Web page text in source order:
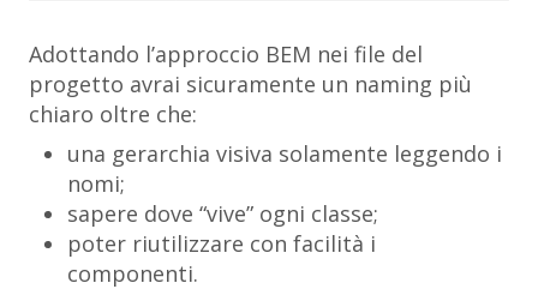
Adottando l’approccio BEM nei file del
progetto avrai sicuramente un naming più
chiaro oltre che:
una gerarchia visiva solamente leggendo i
nomi;
sapere dove “vive” ogni classe;
poter riutilizzare con facilità i
componenti.